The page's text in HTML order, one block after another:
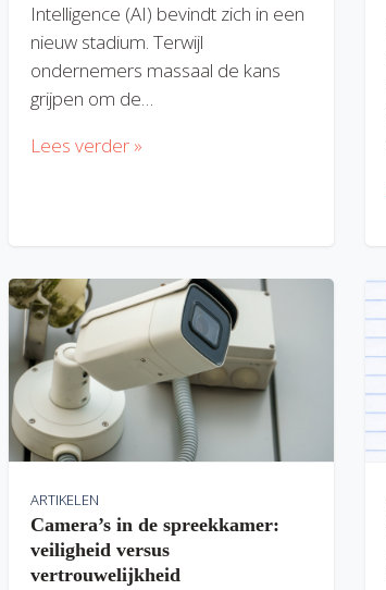
Intelligence (AI) bevindt zich in een
nieuw stadium. Terwijl
ondernemers massaal de kans
grijpen om de…
Lees verder »
ARTIKELEN
Camera’s in de spreekkamer:
veiligheid versus
vertrouwelijkheid